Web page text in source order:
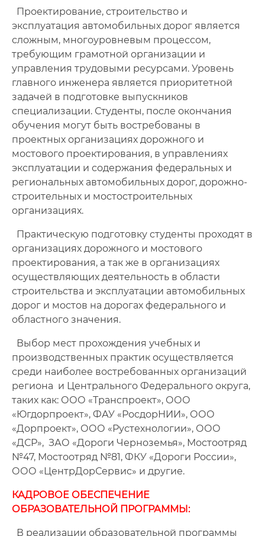
Проектирование, строительство и
эксплуатация автомобильных дорог является
сложным, многоуровневым процессом,
требующим грамотной организации и
управления трудовыми ресурсами. Уровень
главного инженера является приоритетной
задачей в подготовке выпускников
специализации. Студенты, после окончания
обучения могут быть востребованы в
проектных организациях дорожного и
мостового проектирования, в управлениях
эксплуатации и содержания федеральных и
региональных автомобильных дорог, дорожно-
строительных и мостостроительных
организациях.
Практическую подготовку студенты проходят в
организациях дорожного и мостового
проектирования, а так же в организациях
осуществляющих деятельность в области
строительства и эксплуатации автомобильных
дорог и мостов на дорогах федерального и
областного значения.
Выбор мест прохождения учебных и
производственных практик осуществляется
среди наиболее востребованных организаций
региона и Центрального Федерального округа,
таких как: ООО «Транспроект», ООО
«Югдорпроект», ФАУ «РосдорНИИ», ООО
«Дорпроект», ООО «Рустехнологии», ООО
«ДСР», ЗАО «Дороги Черноземья», Мостоотряд
№47, Мостоотряд №81, ФКУ «Дороги России»,
ООО «ЦентрДорСервис» и другие.
КАДРОВОЕ ОБЕСПЕЧЕНИЕ
ОБРАЗОВАТЕЛЬНОЙ ПРОГРАММЫ:
В реализации образовательной программы